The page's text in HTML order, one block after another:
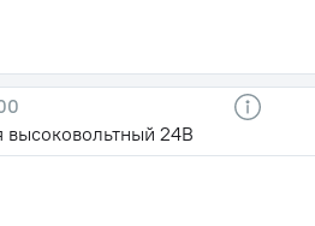
высоковольтный 24В